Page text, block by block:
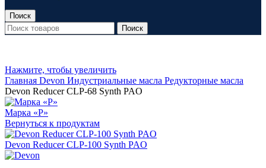
Поиск
Поиск
Нажмите, чтобы увеличить
Главная Devon Индустриальные масла Редукторные масла
Devon Reducer CLP-68 Synth PAO
Марка «Р»
Вернуться к продуктам
Devon Reducer CLP-100 Synth PAO